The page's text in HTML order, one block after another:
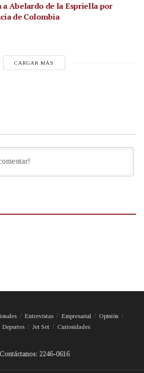
Abelardo de la Espriella por
de Colombia
CARGAR MÁS
Entrevistas Empresarial
Opinión
Deportes Jet Set Curiosidades
Contáctanos: 2246-0616